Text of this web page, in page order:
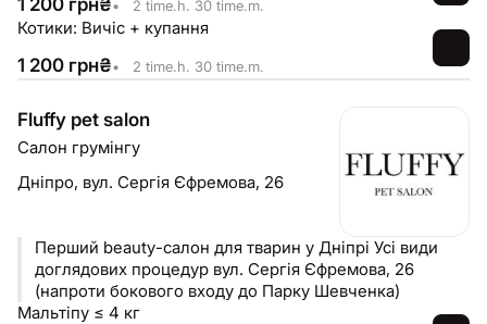
1 200 грн₴• 2 time.h. 30 time.m.
Котики: Вичіс + купання
1 200 грн₴• 2 time.h. 30 time.m.
Fluffy pet salon
Салон грумінгу
Дніпро, вул. Сергія Єфремова, 26
Перший beauty-салон для тварин у Дніпрі Усі види
доглядових процедур вул. Сергія Єфремова, 26
(напроти бокового входу до Парку Шевченка)
Мальтіпу ≤ 4 кг